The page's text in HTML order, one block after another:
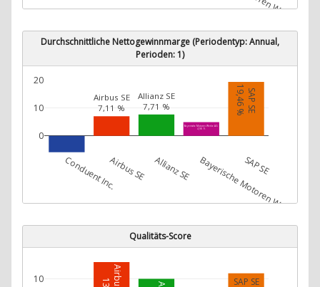
Durchschnittliche Nettogewinnmarge (Periodentyp: Annual,
Perioden: 1)
Conduent Inc.
-5,92 %
Airbus SE
7,11 %
Allianz SE
7,71 %
Bayerische Motoren Werke AG
4,98 %
SAP SE
19,46 %
Conduent Inc.Airbus SE Allianz SE Bayerische Motoren Werke AG
SAP SE
0
10
20
Qualitäts-Score
13 SAP SE
10